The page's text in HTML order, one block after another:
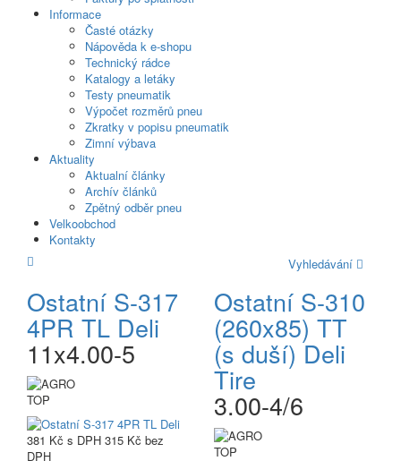
Informace
Časté otázky
Nápověda k e-shopu
Technický rádce
Katalogy a letáky
Testy pneumatik
Výpočet rozměrů pneu
Zkratky v popisu pneumatik
Zimní výbava
Aktuality
Aktualní články
Archív článků
Zpětný odběr pneu
Velkoobchod
Kontakty
Vyhledávání
Ostatní S-317
4PR TL Deli
11x4.00-5
TOP
381 Kč s DPH 315 Kč bez
DPH
Ostatní S-310
(260x85) TT
(s duší) Deli
Tire
3.00-4/6
TOP